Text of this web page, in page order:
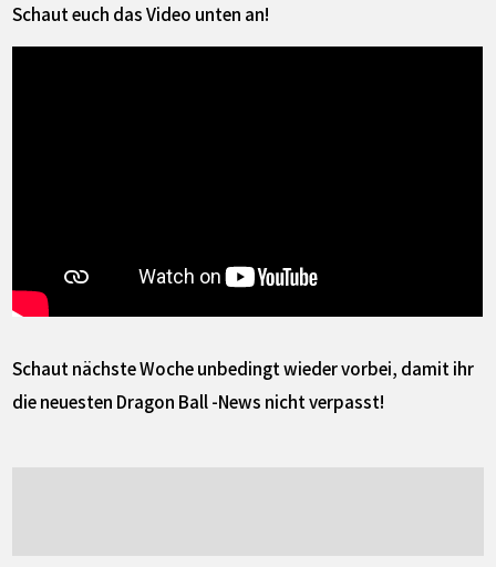
Schaut euch das Video unten an!
Schaut nächste Woche unbedingt wieder vorbei, damit ihr
die neuesten Dragon Ball -News nicht verpasst!